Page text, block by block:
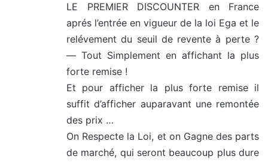
LE PREMIER DISCOUNTER en France
aprés l’entrée en vigueur de la loi Ega et le
relévement du seuil de revente à perte ?
— Tout Simplement en affichant la plus
forte remise !
Et pour afficher la plus forte remise il
suffit d’afficher auparavant une remontée
des prix …
On Respecte la Loi, et on Gagne des parts
de marché, qui seront beaucoup plus dure